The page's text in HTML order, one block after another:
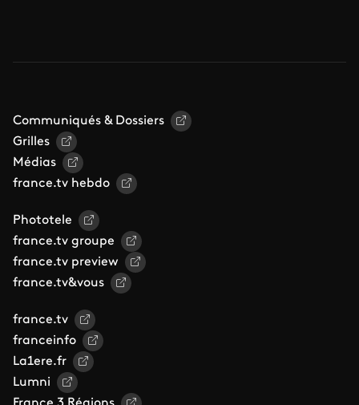
Communiqués & Dossiers
Grilles
Médias
france.tv hebdo
Phototele
france.tv groupe
france.tv preview
france.tv&vous
france.tv
franceinfo
La1ere.fr
Lumni